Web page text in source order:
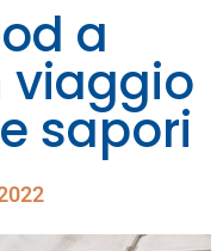
a
viaggio
sapori